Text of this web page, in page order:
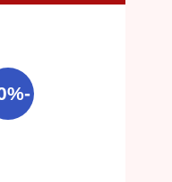
-10%